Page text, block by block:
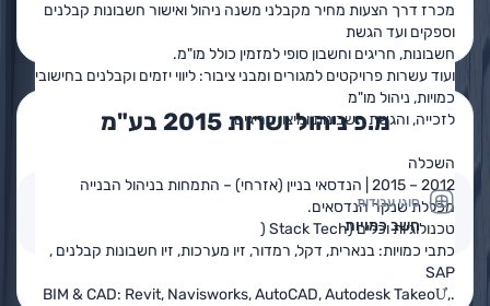
מכרז דרך הצעות מחיר מקבלני משנה ניהול ואישור חשבונות קבלנים
וספקים ועד הגשת
חשבונות, חריגים וחשבון סופי למזמין כולל מו"מ.
ועוד עשרות פרויקטים למגורים ומבני ציבור: ליווי יזמים וקבלנים בחישובי
כמויות, ניהול מו"מ
לזכייה, והגשת חשבונות ומיצוי חריגים
השכלה
2012 – 2015 | הנדסאי בניין (אזרחי) – התמחות בניהול הבנייה
מכללת שנקר הנדסאים.
טכנולוגיות וכלים (Stack Tech (
כתבי כמויות: בנארית, דקל, רמדור, זיו מערכות, זיו חשבונות קבלנים ,
SAP
.BIM & CAD: Revit, Navisworks, AutoCAD, Autodesk TakeoƯ,
פרטים נוספים
מ.פ ניהול ושרות 2015 בע"מ
סוגי עבודות
חשב כמויות
פרטים נוספים בקשה להצעת מחיר